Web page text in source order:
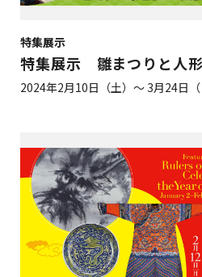
特集展示
特集展示 雛まつりと人
2024年2月10日（土）～ 3月24日（